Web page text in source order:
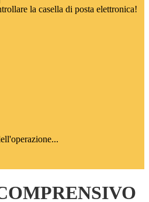
la casella di posta elettronica!